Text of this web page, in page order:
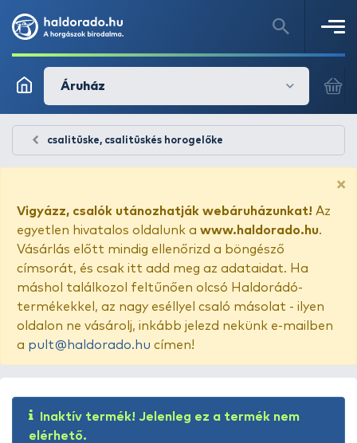
Áruház
csalitüske, csalitüskés horogelőke
×
Vigyázz, csalók utánozhatják webáruházunkat! Az
egyetlen hivatalos oldalunk a www.haldorado.hu.
Vásárlás előtt mindig ellenőrizd a böngésző
címsorát, és csak itt add meg az adataidat. Ha
máshol találkozol feltűnően olcsó Haldorádó-
termékekkel, az nagy eséllyel csaló másolat - ilyen
oldalon ne vásárolj, inkább jelezd nekünk e-mailben
a pult@haldorado.hu címen!
Inaktív termék! Jelenleg ez a termék nem
elérhető.